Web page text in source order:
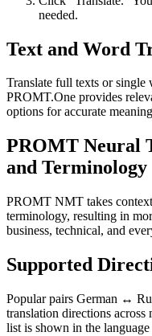
needed.
Text and Word
Translate full texts or single
PROMT.One provides
options for accurate
PROMT Neural
and Terminology
PROMT NMT takes
terminology, resulting in
business, technical, and
Supported
Popular pairs German ↔
translation directions across
list is shown in the